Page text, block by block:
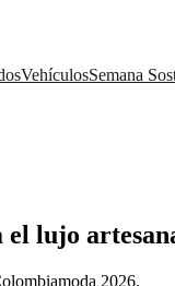
VehículosSemana
lujo
2026.